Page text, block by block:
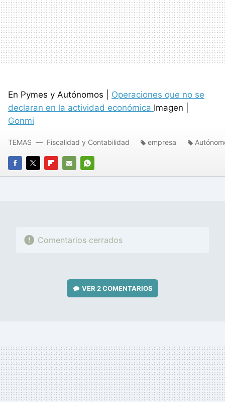
En Pymes y Autónomos | Operaciones que no se
declaran en la actividad económica Imagen |
Gonmi
FACEBOOK
TWITTERFLIPBOARD
E-
WHATSAPP
TEMAS Fiscalidad y Contabilidad empresa
Comentarios cerrados
VER2 COMENTARIOS